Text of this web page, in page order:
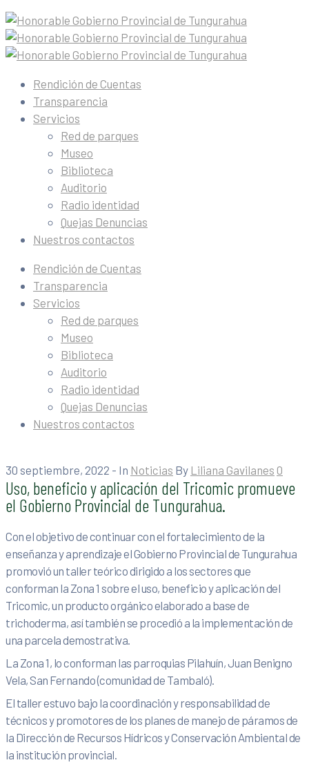
Rendición de Cuentas
Transparencia
Servicios
Red de parques
Museo
Biblioteca
Auditorio
Radio identidad
Quejas Denuncias
Nuestros contactos
Rendición de Cuentas
Transparencia
Servicios
Red de parques
Museo
Biblioteca
Auditorio
Radio identidad
Quejas Denuncias
Nuestros contactos
30 septiembre, 2022 - In Noticias By Liliana Gavilanes 0
Uso, beneficio y aplicación del Tricomic promueve
el Gobierno Provincial de Tungurahua.
Con el objetivo de continuar con el fortalecimiento de la
enseñanza y aprendizaje el Gobierno Provincial de Tungurahua
promovió un taller teórico dirigido a los sectores que
conforman la Zona 1 sobre el uso, beneficio y aplicación del
Tricomic, un producto orgánico elaborado a base de
trichoderma, así también se procedió a la implementación de
una parcela demostrativa.
La Zona 1, lo conforman las parroquias Pilahuín, Juan Benigno
Vela, San Fernando (comunidad de Tambaló).
El taller estuvo bajo la coordinación y responsabilidad de
técnicos y promotores de los planes de manejo de páramos de
la Dirección de Recursos Hídricos y Conservación Ambiental de
la institución provincial.